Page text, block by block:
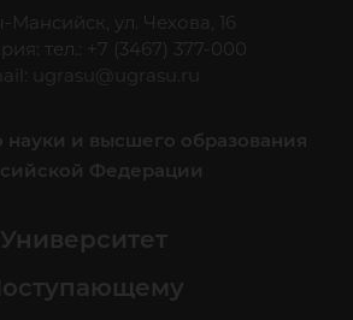
Мансийск, ул. Чехова, 16
тел.: +7 (3467) 377-000
ugrasu@ugrasu.ru
науки и высшего образования
Федерации
Университет